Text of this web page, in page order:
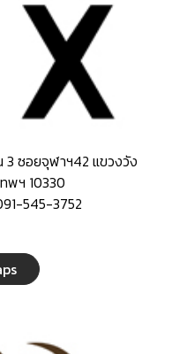
3 ซอยจุฬาฯ42 แขวงวัง
พฯ 10330
545-3752